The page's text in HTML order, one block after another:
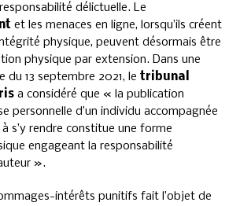
délictuelle. Le
et les menaces en ligne, lorsqu’ils créent
physique, peuvent désormais être
physique par extension. Dans une
du 13 septembre 2021, le tribunal
a considéré que « la publication
personnelle d’un individu accompagnée
s’y rendre constitue une forme
engageant la responsabilité
».
intérêts punitifs fait l’objet de